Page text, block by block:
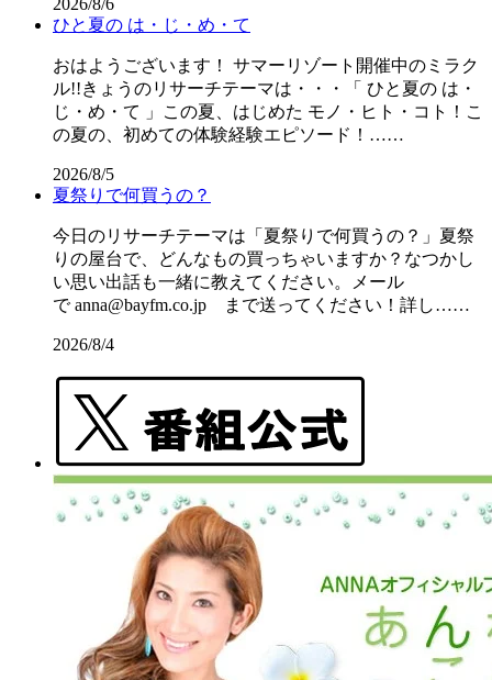
2026/8/6
ひと夏の は・じ・め・て
おはようございます！ サマーリゾート開催中のミラク
ル!!きょうのリサーチテーマは・・・「 ひと夏の は・
じ・め・て 」この夏、はじめた モノ・ヒト・コト！こ
の夏の、初めての体験経験エピソード！……
2026/8/5
夏祭りで何買うの？
今日のリサーチテーマは「夏祭りで何買うの？」夏祭
りの屋台で、どんなもの買っちゃいますか？なつかし
い思い出話も一緒に教えてください。メール
で anna@bayfm.co.jp まで送ってください！詳し……
2026/8/4